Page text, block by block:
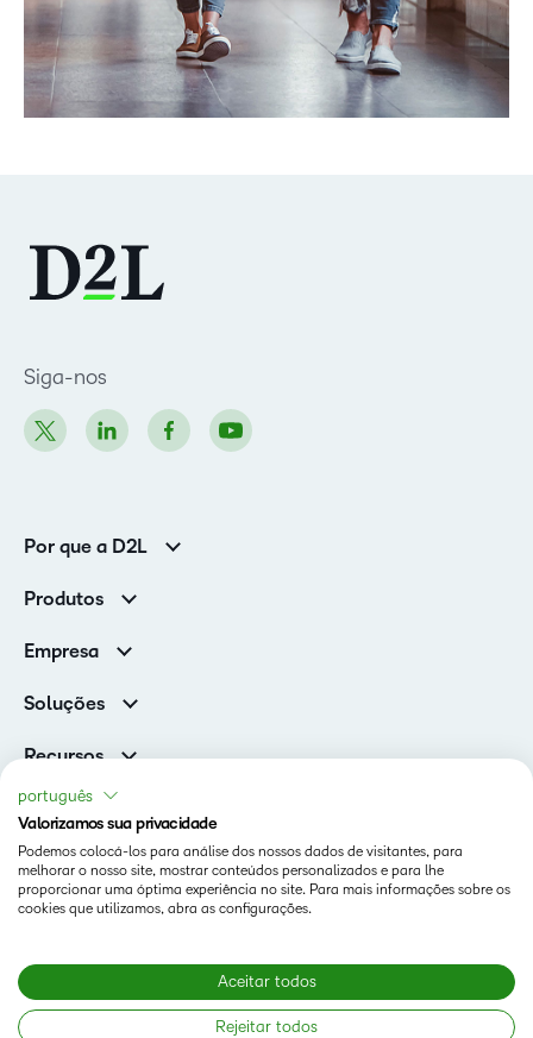
Siga-nos
Por que a D2L
Clientes de associações
Produtos
Serviços e suporte
Nuvem Brightspace
Empresa
Contato e unidades
Notícias
Soluções
Ensino superior
D2L para Empresas
Instituições de capacitação
Serviços de saúde
Recursos
Blog
eBooks e guias
Webinars
Eventos
Comunidade
Copyright © 2026 D2L Corporation. Todos os direitos
Status
Termos De Uso Em D2L.com
português
Valorizamos sua privacidade
Podemos colocá-los para análise dos nossos dados de visitantes, para
melhorar o nosso site, mostrar conteúdos personalizados e para lhe
proporcionar uma óptima experiência no site. Para mais informações sobre os
cookies que utilizamos, abra as configurações.
Aceitar todos
Rejeitar todos